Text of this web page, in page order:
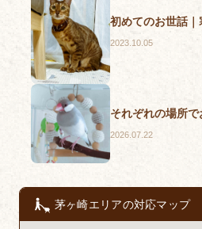
初めてのお世話｜
2023.10.05
それぞれの場所
2026.07.22
茅ヶ崎エリアの対応マップ